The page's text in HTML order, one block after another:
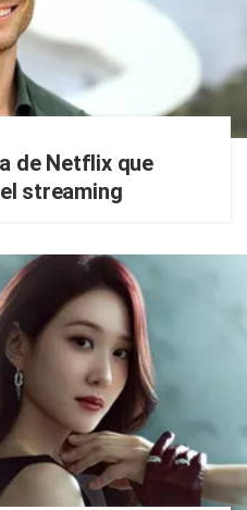
de Netflix que
streaming